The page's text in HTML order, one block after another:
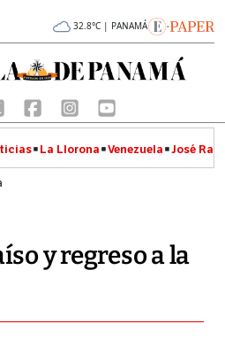
32.8°C | PANAMÁ
La Llorona Venezuela José
y regreso a la